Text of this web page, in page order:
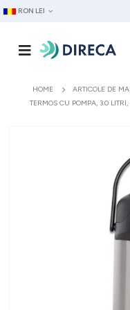
RON LEI
HOME ARTICOLE DE
TERMOS CU POMPA, 3.0